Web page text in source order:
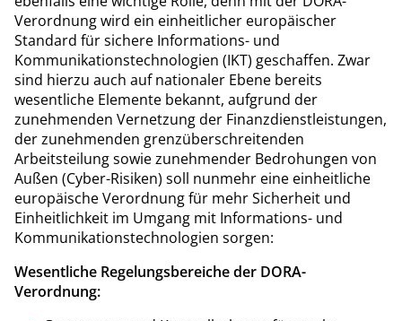
Verordnung wird ein einheitlicher europäischer
Standard für sichere Informations- und
Kommunikationstechnologien (IKT) geschaffen. Zwar
sind hierzu auch auf nationaler Ebene bereits
wesentliche Elemente bekannt, aufgrund der
zunehmenden Vernetzung der Finanzdienstleistungen,
der zunehmenden grenzüberschreitenden
Arbeitsteilung sowie zunehmender Bedrohungen von
Außen (Cyber-Risiken) soll nunmehr eine einheitliche
europäische Verordnung für mehr Sicherheit und
Einheitlichkeit im Umgang mit Informations- und
Kommunikationstechnologien sorgen:
Wesentliche Regelungsbereiche der DORA-
Verordnung: